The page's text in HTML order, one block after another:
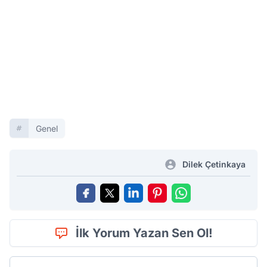
Genel
Dilek Çetinkaya
İlk Yorum Yazan Sen Ol!